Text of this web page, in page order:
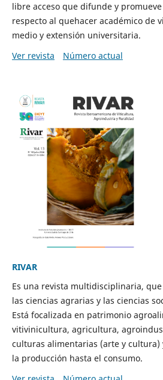
libre acceso que difunde y
respecto al quehacer académico de
medio y extensión universitaria.
Ver revista
Número actual
RIVAR
Es una revista multidisciplinaria,
las ciencias agrarias y las ciencias
Está focalizada en patrimonio
vitivinicultura, agricultura,
culturas alimentarias (arte y cultura)
la producción hasta el consumo.